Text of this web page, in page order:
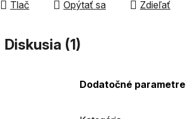
Tlač Opýtať sa Zdieľať
Diskusia (1)
Dodatočné parametre